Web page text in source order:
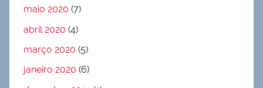
maio 2020 (7)
abril 2020 (4)
março 2020 (5)
janeiro 2020 (6)